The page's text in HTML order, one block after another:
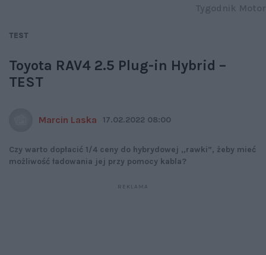
TEST
Toyota RAV4 2.5 Plug-in Hybrid –
TEST
Marcin Laska 17.02.2022 08:00
Czy warto dopłacić 1/4 ceny do hybrydowej „rawki”, żeby mieć
możliwość ładowania jej przy pomocy kabla?